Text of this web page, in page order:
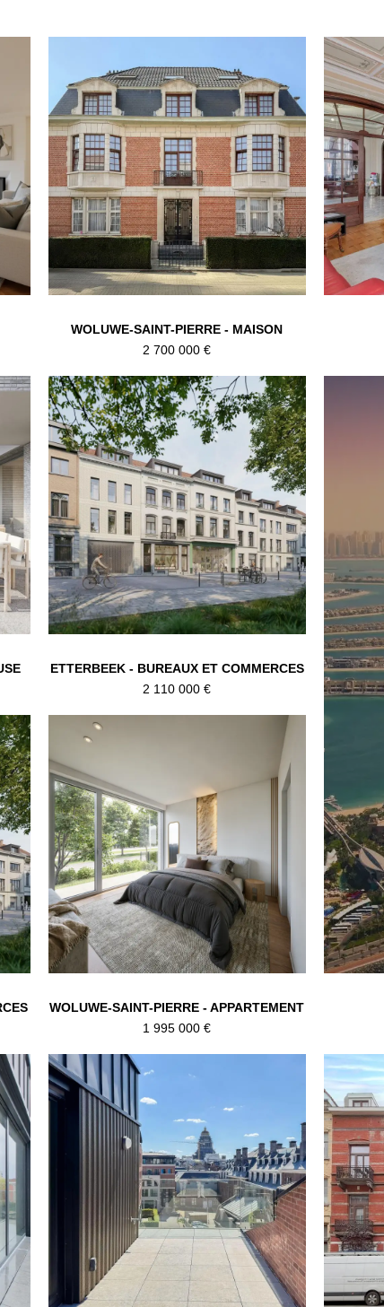
WOLUWE-SAINT-PIERRE - MAISON
2 700 000 €
ETTERBEEK - BUREAUX ET COMMERCES
2 110 000 €
WOLUWE-SAINT-PIERRE - APPARTEMENT
1 995 000 €